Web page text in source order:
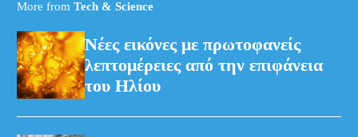
More from Tech & Science
Νέες εικόνες με πρωτοφανείς
λεπτομέρειες από την επιφάνεια
του Ηλίου